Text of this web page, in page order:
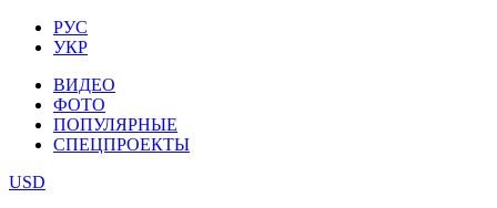
РУС
УКР
ВИДЕО
ФОТО
ПОПУЛЯРНЫЕ
СПЕЦПРОЕКТЫ
USD